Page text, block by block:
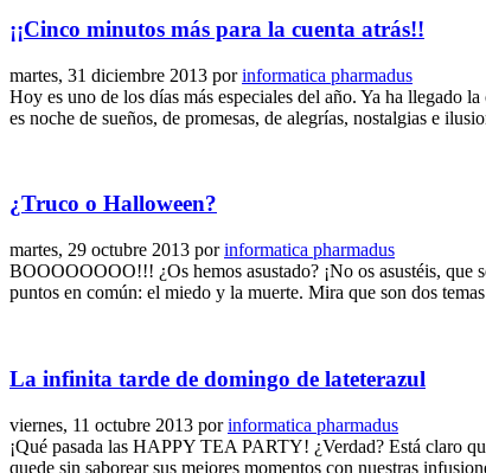
¡¡Cinco minutos más para la cuenta atrás!!
martes, 31 diciembre 2013 porinformatica pharmadus
Hoy es uno de los días más especiales del año. Ya ha llegado
es noche de sueños, de promesas, de alegrías, nostalgias e
¿Truco o Halloween?
martes, 29 octubre 2013 porinformatica pharmadus
BOOOOOOOO!!! ¿Os hemos asustado? ¡No os asustéis,
puntos en común: el miedo y la muerte. Mira que son dos
La infinita tarde de domingo de lateterazul
viernes, 11 octubre 2013 porinformatica pharmadus
¡Qué pasada las HAPPY TEA PARTY! ¿Verdad? Está claro
quede sin saborear sus mejores momentos con nuestras